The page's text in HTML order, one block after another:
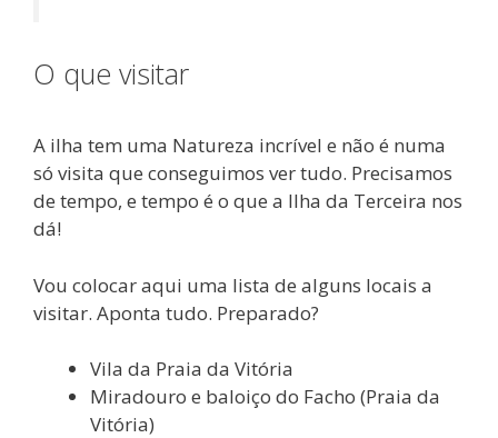
O que visitar
A ilha tem uma Natureza incrível e não é numa
só visita que conseguimos ver tudo. Precisamos
de tempo, e tempo é o que a Ilha da Terceira nos
dá!
Vou colocar aqui uma lista de alguns locais a
visitar. Aponta tudo. Preparado?
Vila da Praia da Vitória
Miradouro e baloiço do Facho (Praia da
Vitória)